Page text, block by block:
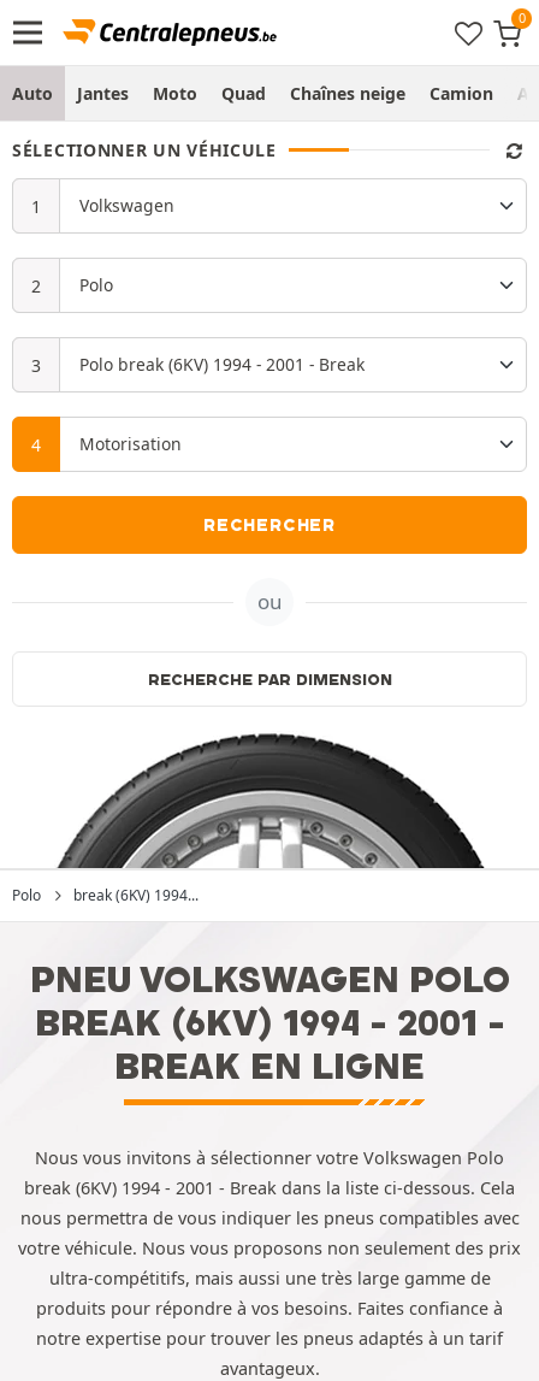
Auto Jantes Moto Quad Chaînes neige Camion
SÉLECTIONNER UN VÉHICULE
RECHERCHER
ou
RECHERCHE PAR DIMENSION
Polo break (6KV) 1994...
PNEU VOLKSWAGEN POLO
BREAK (6KV) 1994 - 2001 -
BREAK EN LIGNE
Nous vous invitons à sélectionner votre Volkswagen Polo
break (6KV) 1994 - 2001 - Break dans la liste ci-dessous. Cela
nous permettra de vous indiquer les pneus compatibles avec
votre véhicule. Nous vous proposons non seulement des prix
ultra-compétitifs, mais aussi une très large gamme de
produits pour répondre à vos besoins. Faites confiance à
notre expertise pour trouver les pneus adaptés à un tarif
avantageux.